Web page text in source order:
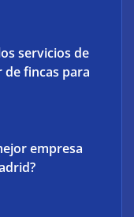
de las
servicios de
fincas para
empresa